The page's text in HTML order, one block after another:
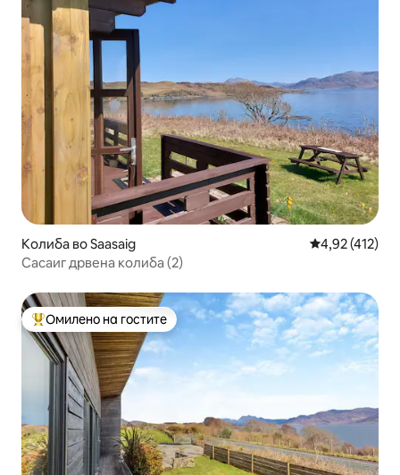
Колиба во Saasaig Просечна
4,92 (412)
Сасаиг дрвена колиба (2)
Меѓу најуспешните „Омилени на гостите“
Омилено на гостите